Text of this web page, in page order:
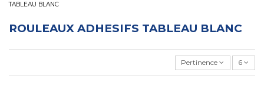
TABLEAU BLANC
ROULEAUX ADHESIFS TABLEAU BLANC
Pertinence 6